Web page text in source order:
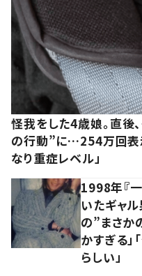
怪我をした4歳娘。直後
の行動”に…254万回表示
なり重症レベル」
1998年『
いたギャ
の”まさか
かすぎる」
らしい」